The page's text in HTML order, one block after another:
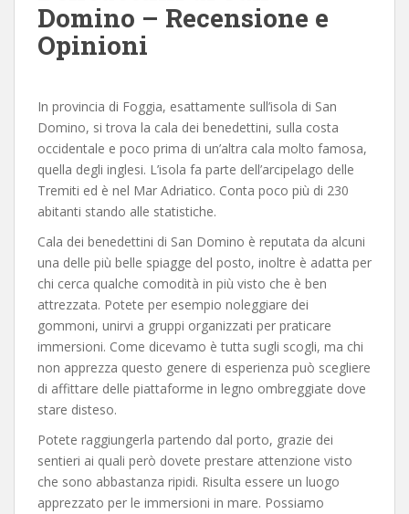
Domino – Recensione e
Opinioni
In provincia di Foggia, esattamente sull’isola di San
Domino, si trova la cala dei benedettini, sulla costa
occidentale e poco prima di un’altra cala molto famosa,
quella degli inglesi. L’isola fa parte dell’arcipelago delle
Tremiti ed è nel Mar Adriatico. Conta poco più di 230
abitanti stando alle statistiche.
Cala dei benedettini di San Domino è reputata da alcuni
una delle più belle spiagge del posto, inoltre è adatta per
chi cerca qualche comodità in più visto che è ben
attrezzata. Potete per esempio noleggiare dei
gommoni, unirvi a gruppi organizzati per praticare
immersioni. Come dicevamo è tutta sugli scogli, ma chi
non apprezza questo genere di esperienza può scegliere
di affittare delle piattaforme in legno ombreggiate dove
stare disteso.
Potete raggiungerla partendo dal porto, grazie dei
sentieri ai quali però dovete prestare attenzione visto
che sono abbastanza ripidi. Risulta essere un luogo
apprezzato per le immersioni in mare. Possiamo